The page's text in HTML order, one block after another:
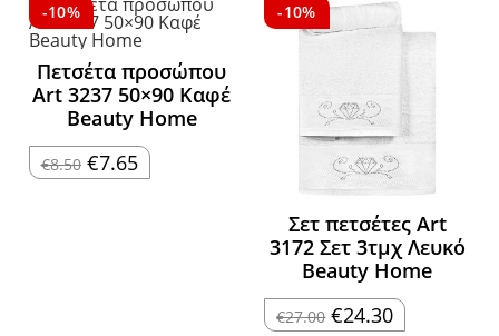
-10%
Πετσέτα προσώπου
Art 3237 50×90 Καφέ
Beauty Home
€8.50 Original
price
€7.65Η
τρέχουσα
-10%
Σετ πετσέτες Art
3172 Σετ 3τμχ Λευκό
Beauty Home
€27.00 Original
price
€24.30Η
τρέχουσα